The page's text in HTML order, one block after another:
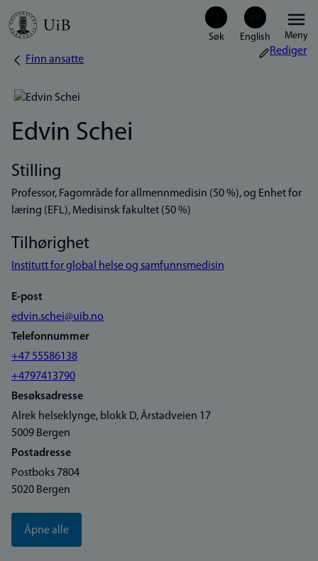
Hopp
Meny
Navigasjonssti
Finn ansatte
Rediger
Edvin Schei
Stilling
Professor, Fagområde for allmennmedisin (50 %), og Enhet for
læring (EFL), Medisinsk fakultet (50 %)
Tilhørighet
Institutt for global helse og samfunnsmedisin
E-post
edvin.schei@uib.no
Telefonnummer
+47 55586138
+4797413790
Besøksadresse
Alrek helseklynge, blokk D, Årstadveien 17
5009 Bergen
Postadresse
Postboks 7804
5020 Bergen
Åpne alle